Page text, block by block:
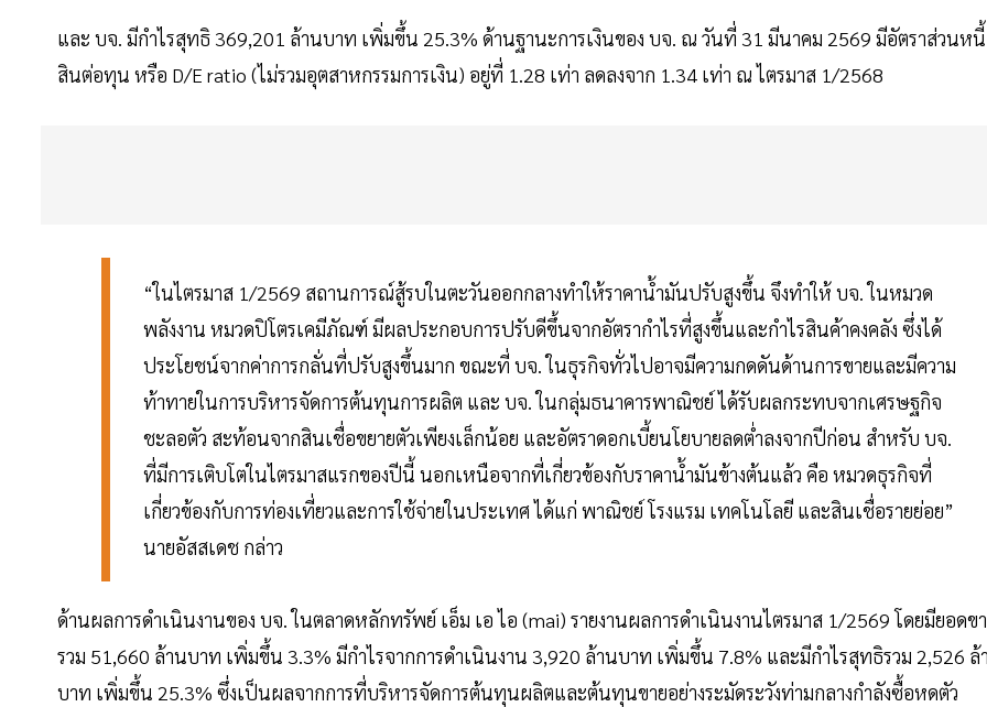
และ บจ. มีกำไรสุทธิ 369,201 ล้านบาท เพิ่มขึ้น 25.3% ด้านฐานะการเงินของ บจ. ณ วันที่ 31 มีนาคม 2569 มีอัตราส่วนหนี้
สินต่อทุน หรือ D/E ratio (ไม่รวมอุตสาหกรรมการเงิน) อยู่ที่ 1.28 เท่า ลดลงจาก 1.34 เท่า ณ ไตรมาส 1/2568
“ในไตรมาส 1/2569 สถานการณ์สู้รบในตะวันออกกลางทำให้ราคาน้ำมันปรับสูงขึ้น จึงทำให้ บจ. ในหมวด
พลังงาน หมวดปิโตรเคมีภัณฑ์ มีผลประกอบการปรับดีขึ้นจากอัตรากำไรที่สูงขึ้นและกำไรสินค้าคงคลัง ซึ่งได้
ประโยชน์จากค่าการกลั่นที่ปรับสูงขึ้นมาก ขณะที่ บจ. ในธุรกิจทั่วไปอาจมีความกดดันด้านการขายและมีความ
ท้าทายในการบริหารจัดการต้นทุนการผลิต และ บจ. ในกลุ่มธนาคารพาณิชย์ ได้รับผลกระทบจากเศรษฐกิจ
ชะลอตัว สะท้อนจากสินเชื่อขยายตัวเพียงเล็กน้อย และอัตราดอกเบี้ยนโยบายลดต่ำลงจากปีก่อน สำหรับ บจ.
ที่มีการเติบโตในไตรมาสแรกของปีนี้ นอกเหนือจากที่เกี่ยวข้องกับราคาน้ำมันข้างต้นแล้ว คือ หมวดธุรกิจที่
เกี่ยวข้องกับการท่องเที่ยวและการใช้จ่ายในประเทศ ได้แก่ พาณิชย์ โรงแรม เทคโนโลยี และสินเชื่อรายย่อย”
นายอัสสเดช กล่าว
ด้านผลการดำเนินงานของ บจ. ในตลาดหลักทรัพย์ เอ็ม เอ ไอ (mai) รายงานผลการดำเนินงานไตรมาส 1/2569 โดยมียอดข
รวม 51,660 ล้านบาท เพิ่มขึ้น 3.3% มีกำไรจากการดำเนินงาน 3,920 ล้านบาท เพิ่มขึ้น 7.8% และมีกำไรสุทธิรวม 2,526 ล้
บาท เพิ่มขึ้น 25.3% ซึ่งเป็นผลจากการที่บริหารจัดการต้นทุนผลิตและต้นทุนขายอย่างระมัดระวังท่ามกลางกำลังซื้อหดตัว